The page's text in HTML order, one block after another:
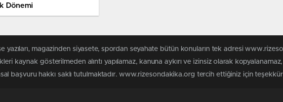
Dönemi
yazıları, magazinden siyasete, spordan seyahate bütün konuların tek adresi
kaynak gösterilmeden alıntı yapılamaz, kanuna aykırı ve izinsiz olarak
başvuru hakkı saklı tutulmaktadır. www.rizesondakika.org tercih ettiğiniz için